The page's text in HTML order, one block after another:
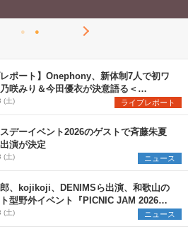
レポート】Onephony、新体制7人で初ワ
咲みり＆今田優衣が決意語る＜
新体制1st Oneman Live はじまりの夏
(土) ライブレポート
デーイベント2026のゲストで斉藤朱夏
演が決定
(土) ニュース
、kojikoji、DENIMSら出演、和歌山の
型野外イベント『PICNIC JAM 2026』
ト発売開始
(土) ニュース